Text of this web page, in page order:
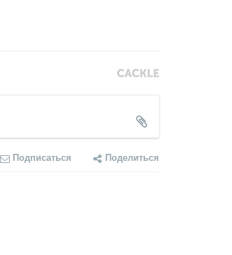
Подписаться Поделиться